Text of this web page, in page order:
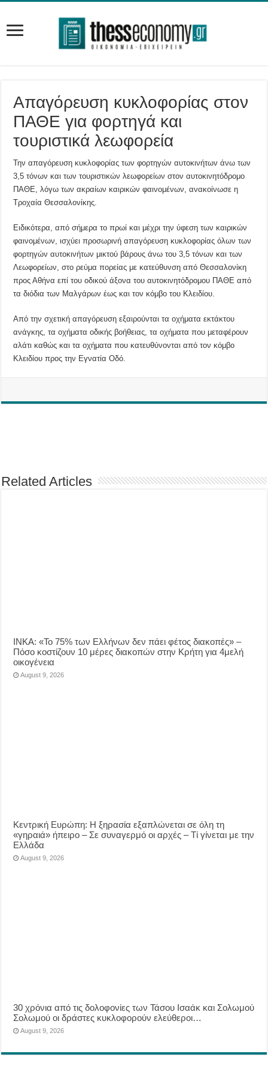
Απαγόρευση κυκλοφορίας στον
ΠΑΘΕ για φορτηγά και
τουριστικά λεωφορεία
Την απαγόρευση κυκλοφορίας των φορτηγών αυτοκινήτων άνω των
3,5 τόνων και των τουριστικών λεωφορείων στον αυτοκινητόδρομο
ΠΑΘΕ, λόγω των ακραίων καιρικών φαινομένων, ανακοίνωσε η
Τροχαία Θεσσαλονίκης.
Ειδικότερα, από σήμερα το πρωί και μέχρι την ύφεση των καιρικών
φαινομένων, ισχύει προσωρινή απαγόρευση κυκλοφορίας όλων των
φορτηγών αυτοκινήτων μικτού βάρους άνω του 3,5 τόνων και των
Λεωφορείων, στο ρεύμα πορείας με κατεύθυνση από Θεσσαλονίκη
προς Αθήνα επί του οδικού άξονα του αυτοκινητόδρομου ΠΑΘΕ από
τα διόδια των Μαλγάρων έως και τον κόμβο του Κλειδίου.
Από την σχετική απαγόρευση εξαιρούνται τα οχήματα εκτάκτου
ανάγκης, τα οχήματα οδικής βοήθειας, τα οχήματα που μεταφέρουν
αλάτι καθώς και τα οχήματα που κατευθύνονται από τον κόμβο
Κλειδίου προς την Εγνατία Οδό.
Related Articles
ΙΝΚΑ: «Το 75% των Ελλήνων δεν πάει φέτος διακοπές» –
Πόσο κοστίζουν 10 μέρες διακοπών στην Κρήτη για 4μελή
οικογένεια
August 9, 2026
Κεντρική Ευρώπη: Η ξηρασία εξαπλώνεται σε όλη τη
«γηραιά» ήπειρο – Σε συναγερμό οι αρχές – Τί γίνεται με την
Ελλάδα
August 9, 2026
30 χρόνια από τις δολοφονίες των Τάσου Ισαάκ και Σολωμού
Σολωμού οι δράστες κυκλοφορούν ελεύθεροι…
August 9, 2026